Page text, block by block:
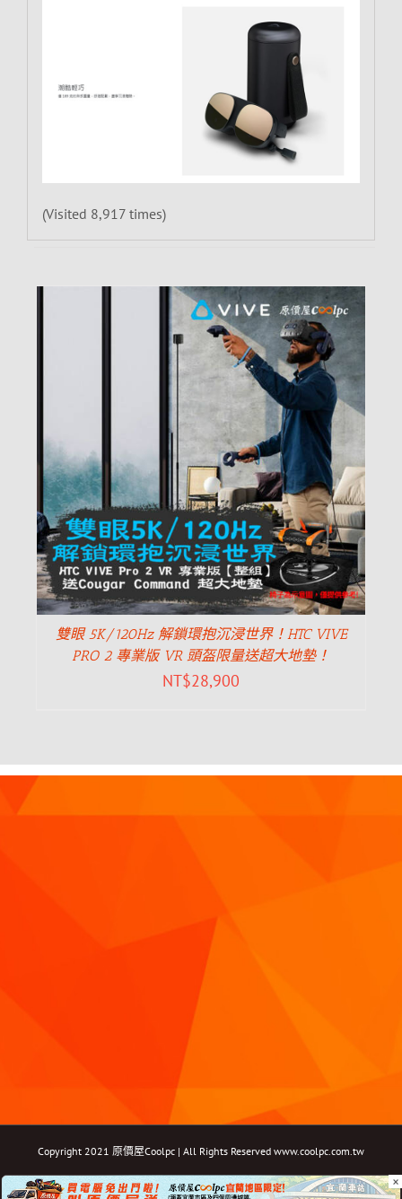
(Visited 8,917 times)
雙眼 5K/120Hz 解鎖環抱沉浸世界！HTC VIVE
PRO 2 專業版 VR 頭盔限量送超大地墊！
NT$28,900
Copyright 2021 原價屋Coolpc | All Rights Reserved www.coolpc.com.tw
FacebookInstagramYouTubeTwitterEmail: ×